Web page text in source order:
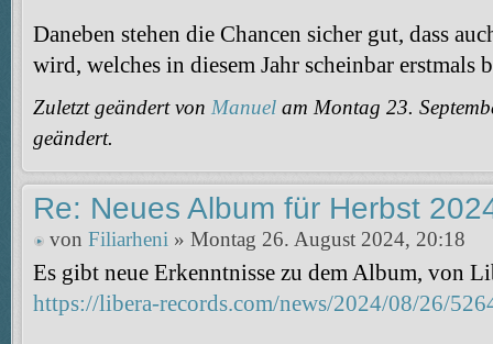
Daneben stehen die Chancen sicher gut, dass
wird, welches in diesem Jahr scheinbar erstmals
Zuletzt geändert von Manuel am Montag 23.
geändert.
Re: Neues Album für Herbst
von Filiarheni » Montag 26. August 2024, 20:18
Es gibt neue Erkenntnisse zu dem Album, von
https://libera-records.com/news/2024/08/26/